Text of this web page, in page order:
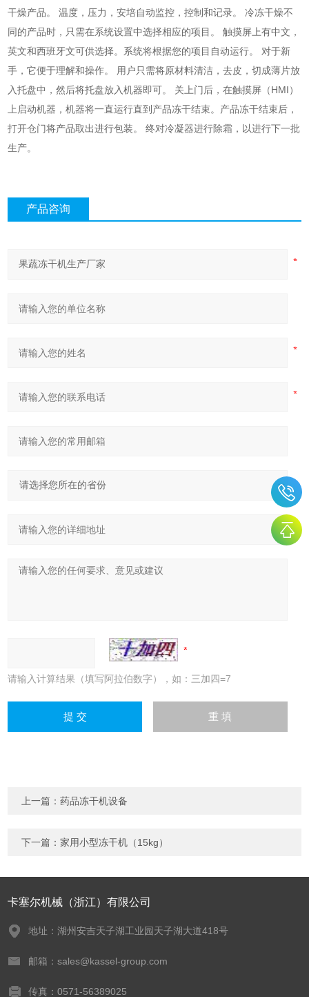
干燥产品。 温度，压力，安培自动监控，控制和记录。 冷冻干燥不
同的产品时，只需在系统设置中选择相应的项目。 触摸屏上有中文，
英文和西班牙文可供选择。系统将根据您的项目自动运行。 对于新
手，它便于理解和操作。 用户只需将原材料清洁，去皮，切成薄片放
入托盘中，然后将托盘放入机器即可。 关上门后，在触摸屏（HMI）
上启动机器，机器将一直运行直到产品冻干结束。产品冻干结束后，
打开仓门将产品取出进行包装。 终对冷凝器进行除霜，以进行下一批
生产。
产品咨询
请输入计算结果（填写阿拉伯数字），如：三加四=7
上一篇：药品冻干机设备
下一篇：家用小型冻干机（15kg）
卡塞尔机械（浙江）有限公司
地址：湖州安吉天子湖工业园天子湖大道418号
邮箱：sales@kassel-group.com
传真：0571-56389025